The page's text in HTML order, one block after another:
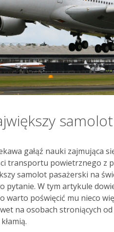
gałąź nauki zajmująca
transportu powietrznego z
samolot pasażerski na
pytanie. W tym artykule
warto poświęcić mu nieco
na osobach stroniących